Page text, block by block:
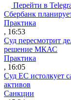
Перейти в
Сбербанк
Практика
, 16:53
Суд пересмотрит
решение МКАС
Практика
, 16:05
Суд ЕС истолкует
активов
Санкции